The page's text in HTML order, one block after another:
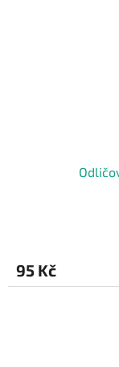
95 Kč